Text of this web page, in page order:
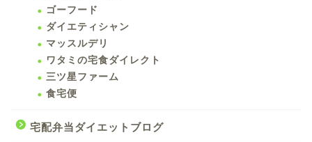
ゴーフード
ダイエティシャン
マッスルデリ
ワタミの宅食ダイレクト
三ツ星ファーム
食宅便
宅配弁当ダイエットブログ